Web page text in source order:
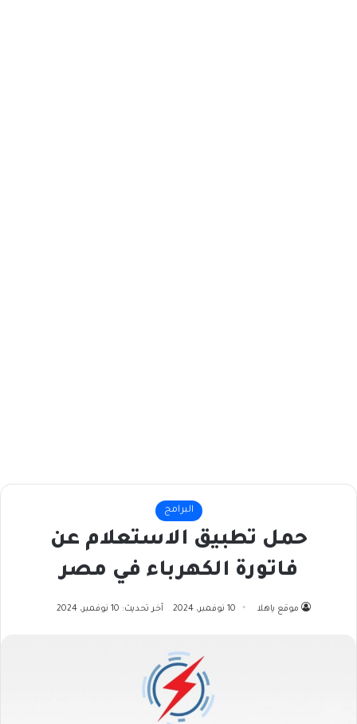
البرامج
حمل تطبيق الاستعلام عن
فاتورة الكهرباء في مصر
موقع ياهلا 10 نوفمبر، 2024 آخر تحديث: 10 نوفمبر، 2024